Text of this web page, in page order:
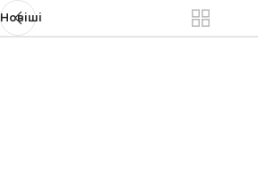
Новіші